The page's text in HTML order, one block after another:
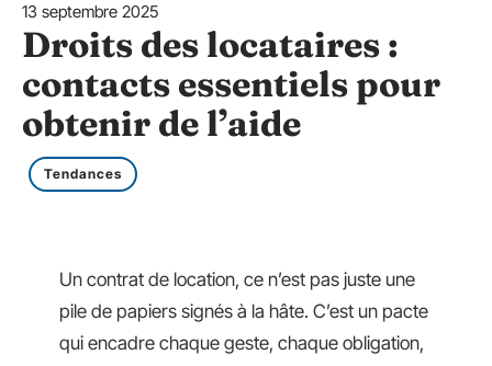
13 septembre 2025
Droits des locataires :
contacts essentiels pour
obtenir de l’aide
Tendances
Un contrat de location, ce n’est pas juste une
pile de papiers signés à la hâte. C’est un pacte
qui encadre chaque geste, chaque obligation,